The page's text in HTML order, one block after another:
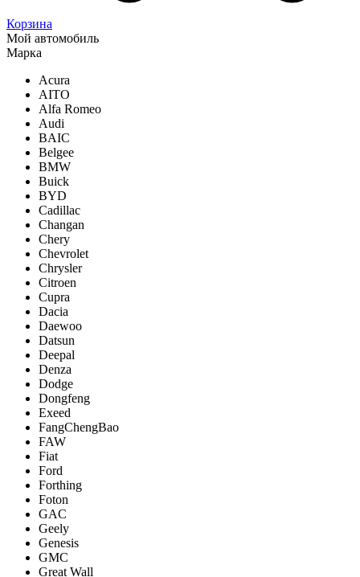
Корзина
Мой автомобиль
Марка
Acura
AITO
Alfa Romeo
Audi
BAIC
Belgee
BMW
Buick
BYD
Cadillac
Changan
Chery
Chevrolet
Chrysler
Citroen
Cupra
Dacia
Daewoo
Datsun
Deepal
Denza
Dodge
Dongfeng
Exeed
FangChengBao
FAW
Fiat
Ford
Forthing
Foton
GAC
Geely
Genesis
GMC
Great Wall